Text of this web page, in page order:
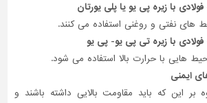
با زیره پی یو یا پلی یورتان
های نفتی و روغنی استفاده می کنند.
با زیره تی پی یو- پی یو
هایی با حرارت بالا استفاده می شود.
ایمنی
این که باید مقاومت بالایی داشته باشند و